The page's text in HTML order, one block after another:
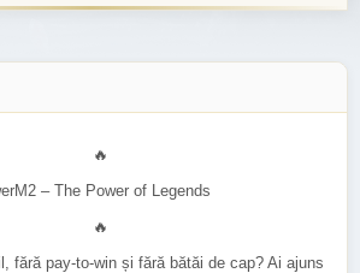
– The Power of Legends
fără pay-to-win și fără bătăi de cap? Ai ajuns